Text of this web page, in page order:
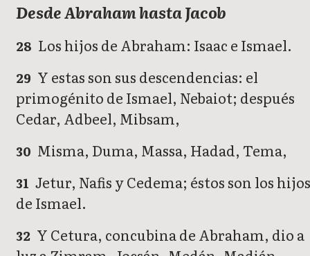
Desde Abraham hasta Jacob
28 Los hijos de Abraham: Isaac e Ismael.
29 Y estas son sus descendencias: el
primogénito de Ismael, Nebaiot; después
Cedar, Adbeel, Mibsam,
30 Misma, Duma, Massa, Hadad, Tema,
31 Jetur, Nafis y Cedema; éstos son los
de Ismael.
32 Y Cetura, concubina de Abraham, dio a